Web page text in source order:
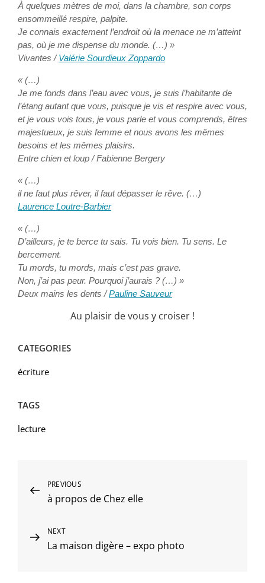
À quelques mètres de moi, dans la chambre, son corps
ensommeillé respire, palpite.
Je connais exactement l’endroit où la menace ne m’atteint
pas, où je me dispense du monde. (…) »
Vivantes /Valérie Sourdieux Zoppardo
« (…)
Je me fonds dans l’eau avec vous, je suis l’habitante de
l’étang autant que vous, puisque je vis et respire avec vous,
et je vous vois tous, je vous parle et vous comprends, êtres
majestueux, je suis femme et nous avons les mêmes
besoins et les mêmes plaisirs.
Entre chien et loup / Fabienne Bergery
« (…)
il ne faut plus rêver, il faut dépasser le rêve. (…)
Laurence Loutre-Barbier
« (…)
D’ailleurs, je te berce tu sais. Tu vois bien. Tu sens. Le
bercement.
Tu mords, tu mords, mais c’est pas grave.
Non, j’ai pas peur. Pourquoi j’aurais ? (…) »
Deux mains les dents /Pauline Sauveur
Au plaisir de vous y croiser !
CATEGORIES
écriture
TAGS
lecture
Navigation
de
l’article
Previous
Post
PREVIOUS
à propos de Chez elle
Next
Post
NEXT
La maison digère – expo photo